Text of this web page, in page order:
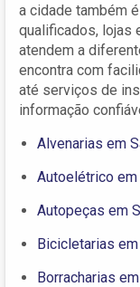
a cidade também
qualificados, lojas
atendem a
encontra com
até serviços de
informação
Alvenarias em
Autoelétrico
Autopeças em
Bicicletarias
Borracharias